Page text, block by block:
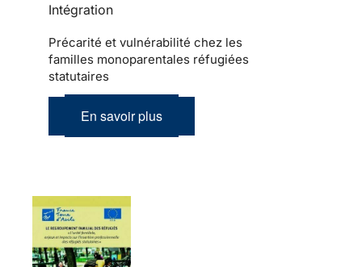
Intégration
Précarité et vulnérabilité chez les
familles monoparentales réfugiées
statutaires
En savoir plus